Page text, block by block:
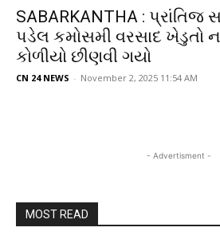
SABARKANTHA : પ્રાંતિજ
પડેલ કમોસમી વરસાદ ખેડુતો
કોળીયો છીણવી ગયો
CN 24 NEWS - November 2, 2025 11:54 AM
- Advertisment -
MOST READ